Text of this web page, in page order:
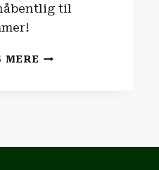
til
MERE SPILNYHEDERNE